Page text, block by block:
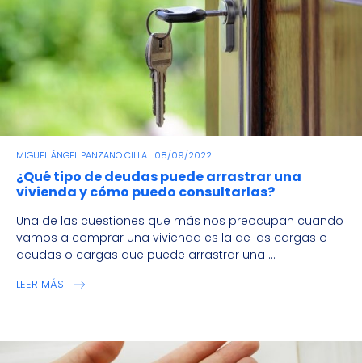
MIGUEL ÁNGEL PANZANO CILLA 08/09/2022
¿Qué tipo de deudas puede arrastrar una
vivienda y cómo puedo consultarlas?
Una de las cuestiones que más nos preocupan cuando
vamos a comprar una vivienda es la de las cargas o
deudas o cargas que puede arrastrar una ...
LEER MÁS